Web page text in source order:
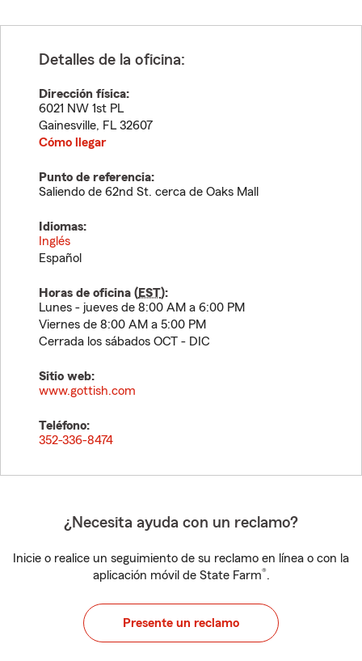
Detalles de la oficina:
Dirección física:
6021 NW 1st PL
Gainesville, FL 32607
Cómo llegar
Punto de referencia:
Saliendo de 62nd St. cerca de Oaks Mall
Idiomas:
Inglés
Español
Horas de oficina (EST):
Lunes - jueves de 8:00 AM a 6:00 PM
Viernes de 8:00 AM a 5:00 PM
Cerrada los sábados OCT - DIC
Sitio web:
www.gottish.com
Teléfono:
352-336-8474
¿Necesita ayuda con un reclamo?
Inicie o realice un seguimiento de su reclamo en línea o con la
aplicación móvil de State Farm®.
Presente un reclamo